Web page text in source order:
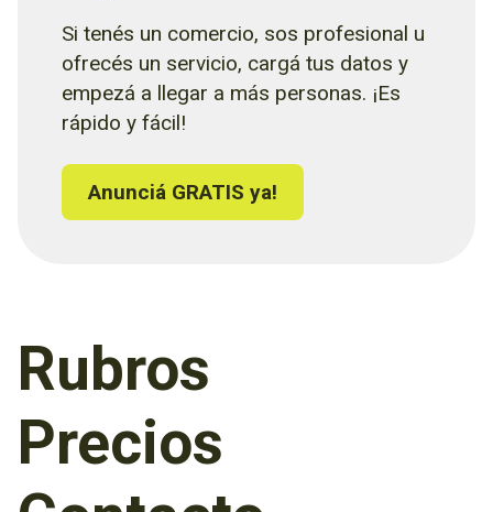
Si tenés un comercio, sos profesional u
ofrecés un servicio, cargá tus datos y
empezá a llegar a más personas. ¡Es
rápido y fácil!
Anunciá GRATIS ya!
Rubros
Precios